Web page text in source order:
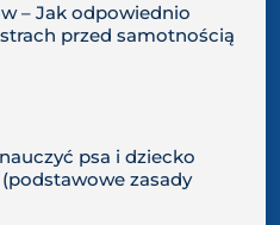
– Jak odpowiednio
przed samotnością
psa i dziecko
zasady